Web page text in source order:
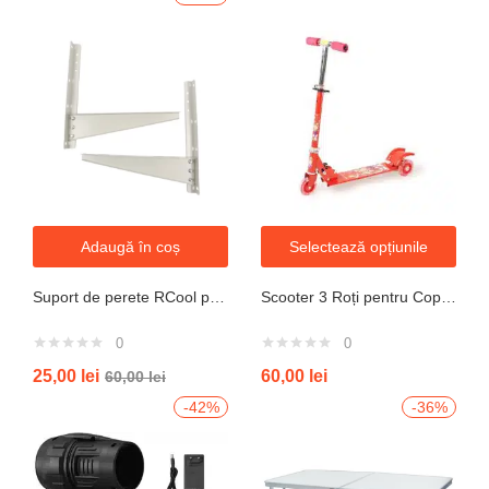
Adaugă în coș
0
25,00 lei 60,00lei
Selectează opțiunile
0
60,00 lei
-42% -36%